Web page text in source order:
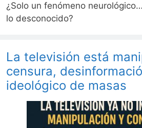
¿Solo un fenómeno
lo desconocido?
La televisión está
censura,
ideológico de masas